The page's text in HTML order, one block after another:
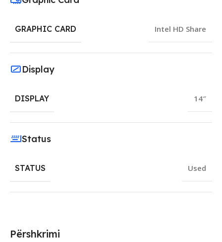
Përshkrimi
GRAPHIC CARD Intel HD Share
Display
DISPLAY 14″
Status
STATUS Used